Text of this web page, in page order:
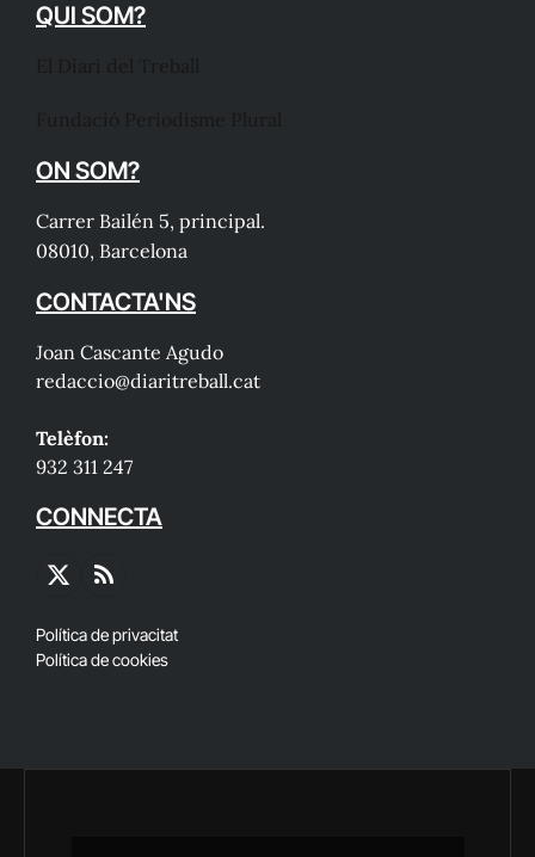
QUI SOM?
ON SOM?
Carrer Bailén 5, principal.
08010, Barcelona
CONTACTA'NS
Joan Cascante Agudo
redaccio@diaritreball.cat
Telèfon:
932 311 247
CONNECTA
X
RSS
Política de privacitat
Política de cookies